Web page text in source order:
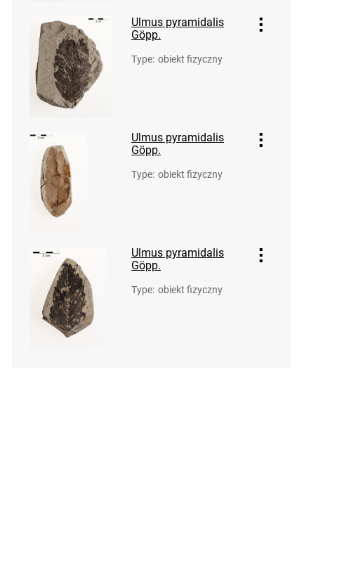
Ulmus pyramidalis
Göpp.
Type: obiekt fizyczny
Ulmus pyramidalis
Göpp.
Type: obiekt fizyczny
Ulmus pyramidalis
Göpp.
Type: obiekt fizyczny